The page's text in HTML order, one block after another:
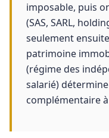
imposable, puis
(SAS, SARL,
seulement
patrimoine
(régime des
salarié)
complémentaire